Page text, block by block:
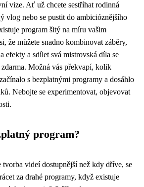
vize. Ať už chcete sestříhat rodinná
vlog nebo se pustit do ambicióznějšího
program šitý na míru vašim
že můžete snadno kombinovat záběry,
efekty a sdílet svá mistrovská díla se
zdarma. Možná vás překvapí, kolik
s bezplatnými programy a dosáhlo
Nebojte se experimentovat, objevovat
program?
videí dostupnější než kdy dříve, se
za drahé programy, když existuje